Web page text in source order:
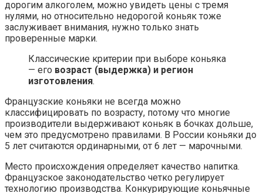
дорогим алкоголем, можно увидеть цены с тремя
нулями, но относительно недорогой коньяк тоже
заслуживает внимания, нужно только знать
проверенные марки.
Классические критерии при выборе коньяка
— его возраст (выдержка) и регион
изготовления.
Французские коньяки не всегда можно
классифицировать по возрасту, потому что многие
производители выдерживают коньяк в бочках дольше,
чем это предусмотрено правилами. В России коньяки до
5 лет считаются ординарными, от 6 лет — марочными.
Место происхождения определяет качество напитка.
Французское законодательство четко регулирует
технологию производства. Конкурирующие коньячные